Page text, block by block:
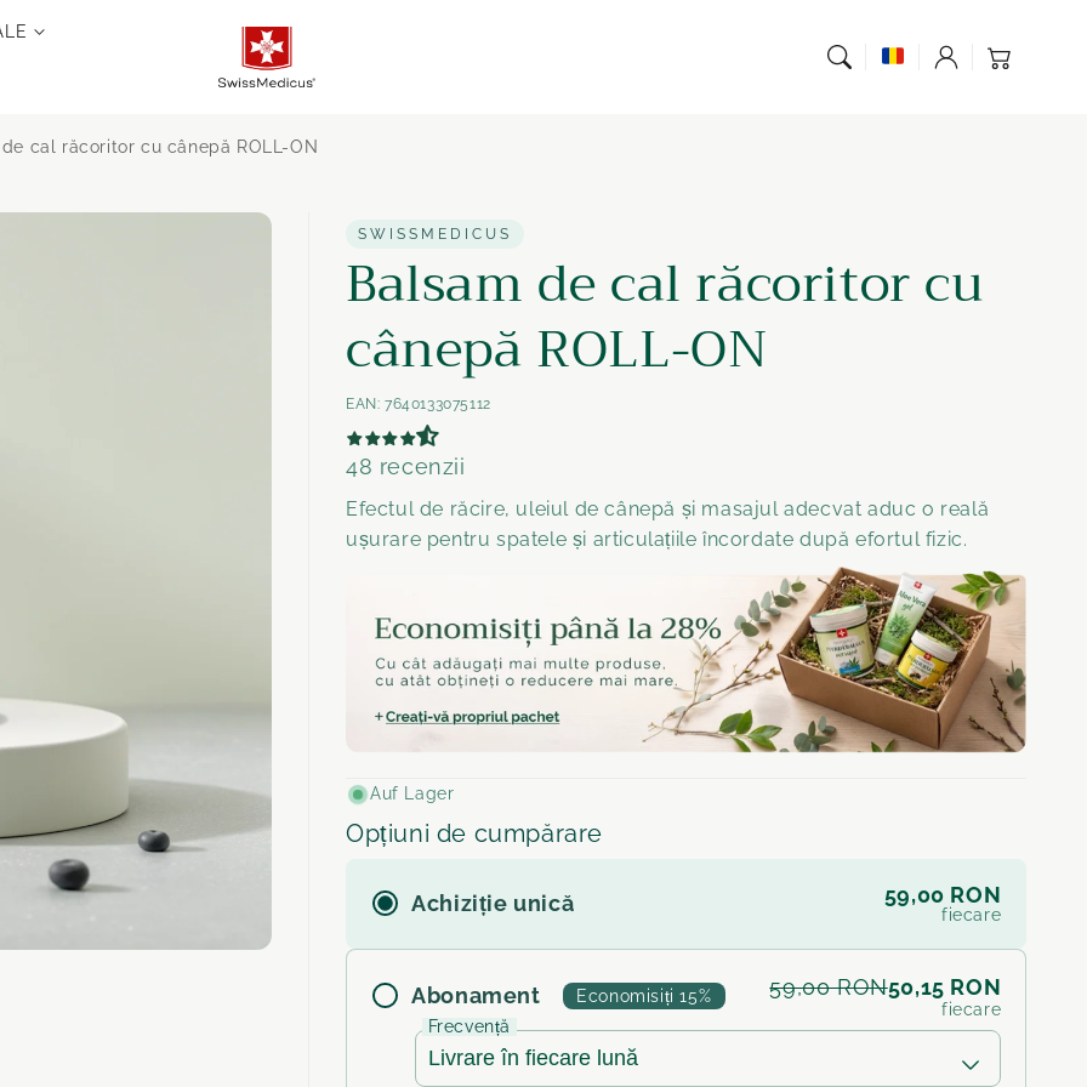
Înregistrare
cumpărături
de cal răcoritor cu cânepă ROLL-ON
SWISSMEDICUS
Balsam de cal răcoritor cu
cânepă ROLL-ON
EAN: 7640133075112
48 recenzii
Efectul de răcire, uleiul de cânepă și masajul adecvat aduc o reală
ușurare pentru spatele și articulațiile încordate după efortul fizic.
Auf Lager
Opțiuni de cumpărare
Achiziție unică 59,00 RON
fiecare
Abonament Economisiți 15% 59,00 RON50,15 RON
fiecare
Frecvență